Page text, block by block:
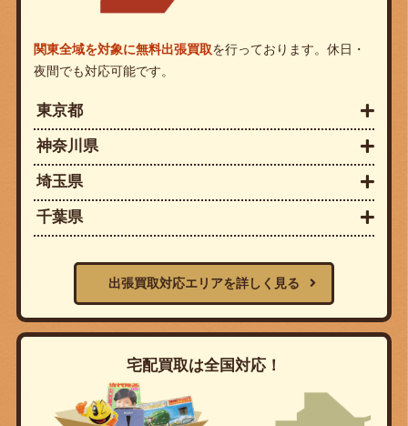
関東全域を対象に無料出張買取を行っております。休日・
夜間でも対応可能です。
東京都
神奈川県
埼玉県
千葉県
出張買取対応エリアを詳しく見る
宅配買取は全国対応！